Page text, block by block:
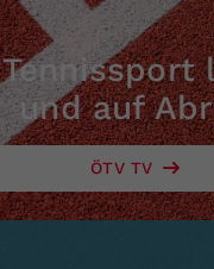
Tennissport
und auf
ÖTV TV